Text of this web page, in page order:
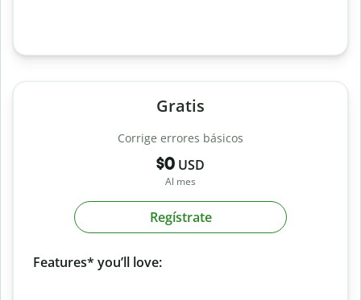
Gratis
Corrige errores básicos
$0 USD
Al mes
Regístrate
Features* you’ll love: